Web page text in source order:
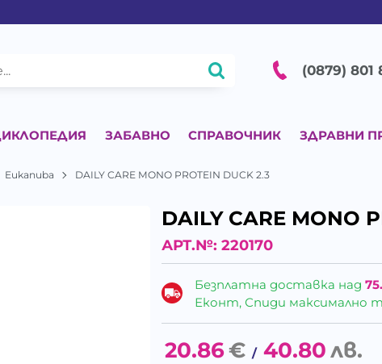
(0879) 801
ЗАБАВНО СПРАВОЧНИК ЗДРАВНИ
Eukanuba DAILY CARE MONO PROTEIN DUCK 2.3
DAILY CARE MONO
АРТ.№: 220170
Безплатна доставка над
Еконт, Спиди максимално
20.86€ / 40.80лв.